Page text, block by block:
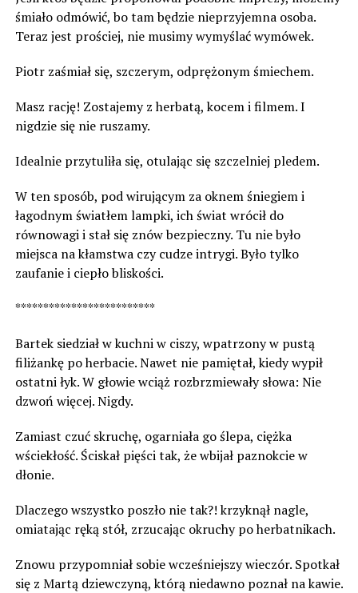
śmiało odmówić, bo tam będzie nieprzyjemna osoba.
Teraz jest prościej, nie musimy wymyślać wymówek.
Piotr zaśmiał się, szczerym, odprężonym śmiechem.
Masz rację! Zostajemy z herbatą, kocem i filmem. I
nigdzie się nie ruszamy.
Idealnie przytuliła się, otulając się szczelniej pledem.
W ten sposób, pod wirującym za oknem śniegiem i
łagodnym światłem lampki, ich świat wrócił do
równowagi i stał się znów bezpieczny. Tu nie było
miejsca na kłamstwa czy cudze intrygi. Było tylko
zaufanie i ciepło bliskości.
*************************
Bartek siedział w kuchni w ciszy, wpatrzony w pustą
filiżankę po herbacie. Nawet nie pamiętał, kiedy wypił
ostatni łyk. W głowie wciąż rozbrzmiewały słowa: Nie
dzwoń więcej. Nigdy.
Zamiast czuć skruchę, ogarniała go ślepa, ciężka
wściekłość. Ściskał pięści tak, że wbijał paznokcie w
dłonie.
Dlaczego wszystko poszło nie tak?! krzyknął nagle,
omiatając ręką stół, zrzucając okruchy po herbatnikach.
Znowu przypomniał sobie wcześniejszy wieczór. Spotkał
się z Martą dziewczyną, którą niedawno poznał na kawie.